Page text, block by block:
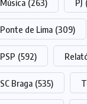
Música (263) PJ
Ponte de Lima (309)
PSP (592)
SC Braga (535)